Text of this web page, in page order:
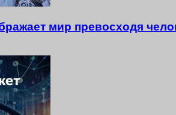
мир превосходя